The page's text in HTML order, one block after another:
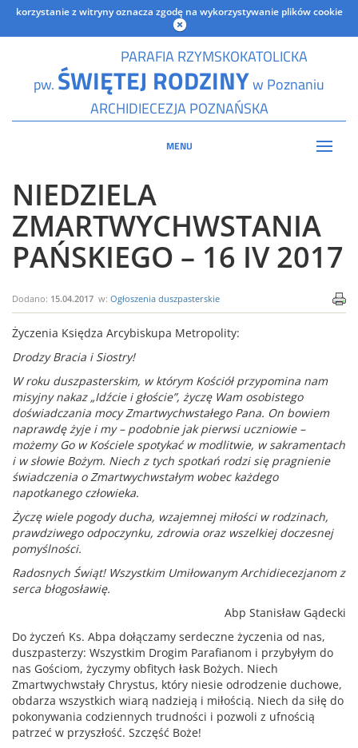
korzystanie z witryny oznacza zgodę na wykorzystywanie plików cookie
PARAFIA RZYMSKOKATOLICKA
pw. ŚWIĘTEJ RODZINYw Poznaniu
ARCHIDIECEZJA POZNAŃSKA
MENU
NIEDZIELA
ZMARTWYCHWSTANIA
PAŃSKIEGO – 16 IV 2017
Dodano: 15.04.2017 w: Ogłoszenia duszpasterskie
Życzenia Księdza Arcybiskupa Metropolity:
Drodzy Bracia i Siostry!
W roku duszpasterskim, w którym Kościół przypomina nam
misyjny nakaz „Idźcie i głoście”, życzę Wam osobistego
doświadczania mocy Zmartwychwstałego Pana. On bowiem
naprawdę żyje i my – podobnie jak pierwsi uczniowie –
możemy Go w Kościele spotykać w modlitwie, w sakramentach
i w słowie Bożym. Niech z tych spotkań rodzi się pragnienie
świadczenia o Zmartwychwstałym wobec każdego
napotkanego człowieka.
Życzę wiele pogody ducha, wzajemnej miłości w rodzinach,
prawdziwego odpoczynku, zdrowia oraz wszelkiej doczesnej
pomyślności.
Radosnych Świąt! Wszystkim Umiłowanym Archidiecezjanom z
serca błogosławię.
Abp Stanisław Gądecki
Do życzeń Ks. Abpa dołączamy serdeczne życzenia od nas,
duszpasterzy: Wszystkim Drogim Parafianom i przybyłym do
nas Gościom, życzymy obfitych łask Bożych. Niech
Zmartwychwstały Chrystus, który niesie odrodzenie duchowe,
obdarza wszystkich wiarą nadzieją i miłością. Niech da siłę do
pokonywania codziennych trudności i pozwoli z ufnością
patrzeć w przyszłość. Szczęść Boże!